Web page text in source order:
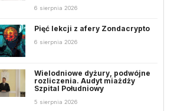
6 sierpnia 2026
Pięć lekcji z afery Zondacrypto
6 sierpnia 2026
Wielodniowe dyżury, podwójne
rozliczenia. Audyt miażdży
Szpital Południowy
5 sierpnia 2026